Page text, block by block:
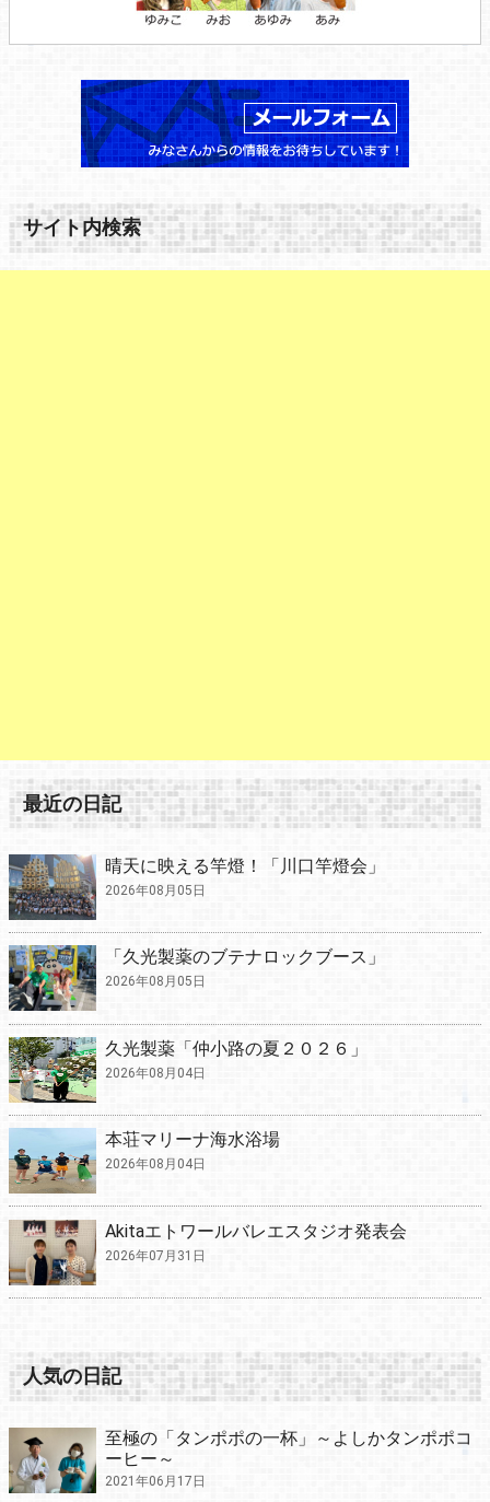
サイト内検索
最近の日記
晴天に映える竿燈！「川口竿燈会」
2026年08月05日
「久光製薬のブテナロックブース」
2026年08月05日
久光製薬「仲小路の夏２０２６」
2026年08月04日
本荘マリーナ海水浴場
2026年08月04日
Akitaエトワールバレエスタジオ発表会
2026年07月31日
人気の日記
至極の「タンポポの一杯」～よしかタンポポコ
ーヒー～
2021年06月17日